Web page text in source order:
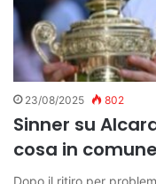
23/08/2025 802
Sinner su
cosa in comune